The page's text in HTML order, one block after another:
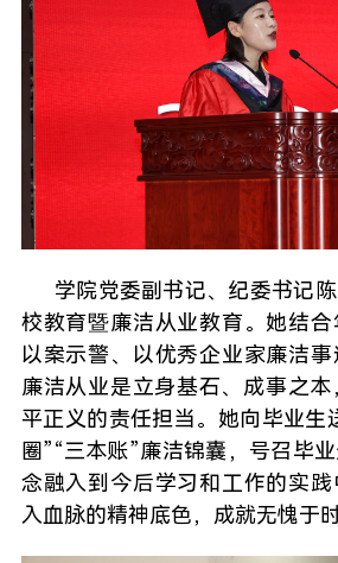
学院党委副书记、纪委书记
校教育暨廉洁从业教育。她结
以案示警、以优秀企业家廉洁
廉洁从业是立身基石、成事之
平正义的责任担当。她向毕业生
圈”“三本账”廉洁锦囊，号召毕
念融入到今后学习和工作的实
入血脉的精神底色，成就无愧于